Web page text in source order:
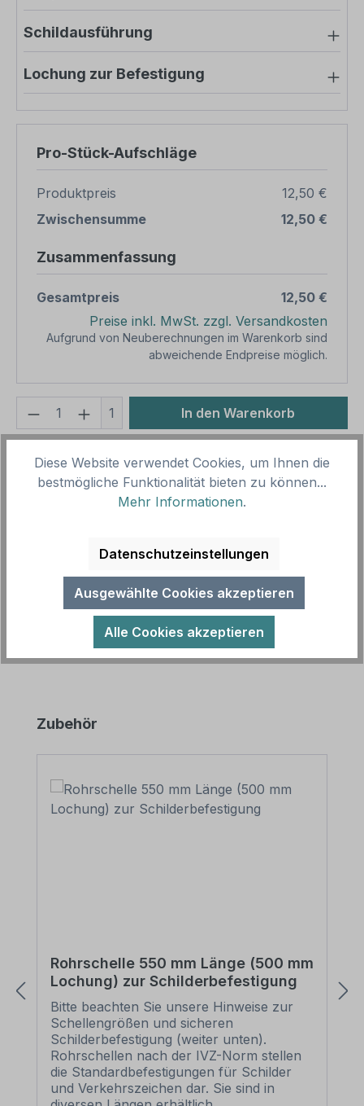
Schildausführung
Lochung zur Befestigung
Pro-Stück-Aufschläge
Produktpreis
12,50 €
Zwischensumme
12,50 €
Zusammenfassung
Gesamtpreis
12,50 €
Preise inkl. MwSt. zzgl. Versandkosten
Aufgrund von Neuberechnungen im Warenkorb sind
abweichende Endpreise möglich.
Produkt Anzahl: Gib den
1 In den Warenkorb
Vorlagenummer:
HW-TS-81
Toilettenschild Toilette für alle - mit Symbol Frauen
- Männer - Divers zur Kennzeichnung von
Toilettenbereichen. Merkmale…Mehr
Produktgalerie überspringen
Zubehör
Rohrschelle 550 mm Länge (500 mm
Lochung) zur Schilderbefestigung
Bitte beachten Sie unsere Hinweise zur
Schellengrößen und sicheren
Schilderbefestigung (weiter unten).
Rohrschellen nach der IVZ-Norm stellen
die Standardbefestigungen für Schilder
und Verkehrszeichen dar. Sie sind in
Diese Website verwendet Cookies, um Ihnen die
bestmögliche Funktionalität bieten zu können...
Mehr Informationen.
Datenschutzeinstellungen
Ausgewählte Cookies akzeptieren
Alle Cookies akzeptieren